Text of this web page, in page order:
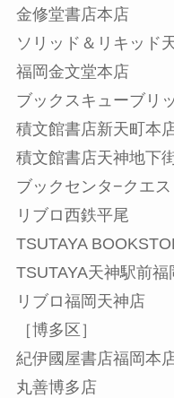
金修堂書店本店
ソリッド＆リキッド
福岡金文堂本店
ブックスキューブリ
積文館書店新天町本
積文館書店天神地下
ブックセンタ−クエ
リブロ西鉄平尾
TSUTAYA
TSUTAYA天神駅前福
リブロ福岡天神店
［博多区］
紀伊國屋書店福岡本
丸善博多店